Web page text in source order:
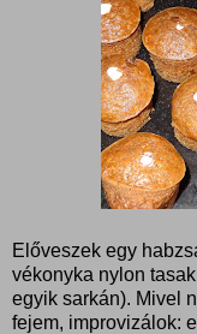
Előveszek egy
vékonyka nylon
egyik sarkán). Mivel
fejem, improvizálok: